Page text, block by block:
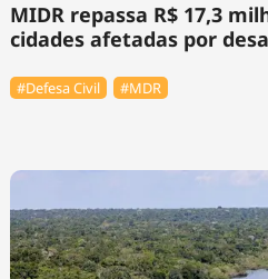
MIDR repassa R$ 17,3
cidades afetadas por
#Defesa Civil #MDR